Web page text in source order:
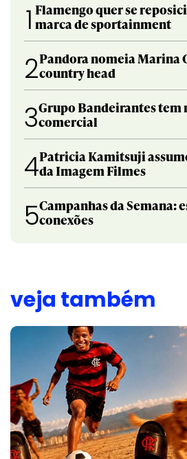
1 Flamengo quer se
marca de sportainment
2Pandora nomeia Marina
country head
3Grupo Bandeirantes tem
comercial
4Patricia Kamitsuji
da Imagem Filmes
5Campanhas da Semana:
conexões
veja também